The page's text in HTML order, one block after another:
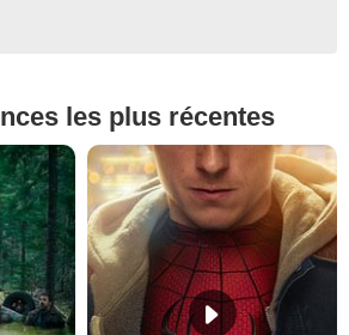
les plus récentes